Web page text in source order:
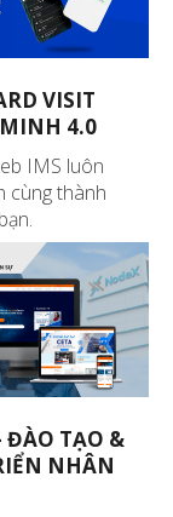
VISIT
4.0
IMS luôn
cùng thành
ĐÀO TẠO &
NHÂN